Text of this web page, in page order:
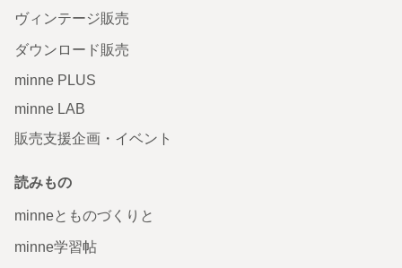
ヴィンテージ販売
ダウンロード販売
minne PLUS
minne LAB
販売支援企画・イベント
読みもの
minneとものづくりと
minne学習帖